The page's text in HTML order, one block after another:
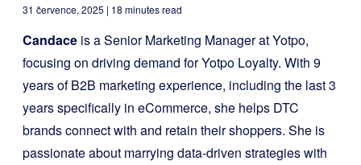
31 července, 2025 | 18 minutes read
Candace is a Senior Marketing Manager at Yotpo,
focusing on driving demand for Yotpo Loyalty. With 9
years of B2B marketing experience, including the last 3
years specifically in eCommerce, she helps DTC
brands connect with and retain their shoppers. She is
passionate about marrying data-driven strategies with